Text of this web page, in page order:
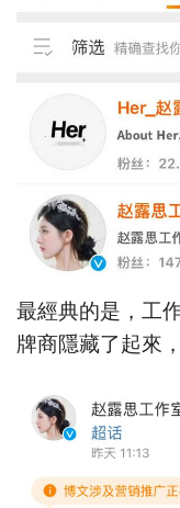
最經典的是，工
牌商隱藏了起來